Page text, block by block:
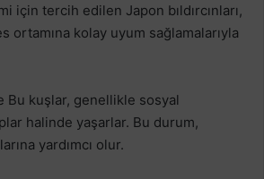
için tercih edilen Japon bıldırcınları,
ortamına kolay uyum sağlamalarıyla
Bu kuşlar, genellikle sosyal
halinde yaşarlar. Bu durum,
yardımcı olur.